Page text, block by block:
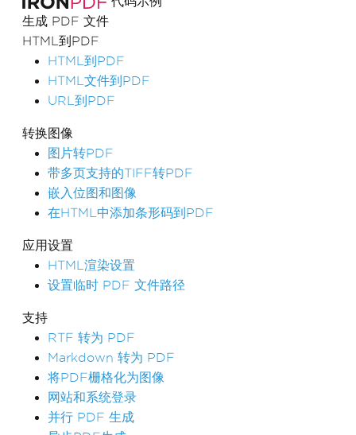
生成 PDF 文件
HTML到PDF
HTML到PDF
HTML文件到PDF
URL到PDF
转换图像
图片转PDF
带多页支持的TIFF转PDF
嵌入位图和图像
在HTML中添加条形码到PDF
应用设置
HTML渲染设置
设置临时 PDF 文件路径
支持
RTF 转为 PDF
Markdown 转为 PDF
将PDF栅格化为图像
网站和系统登录
并行 PDF 生成